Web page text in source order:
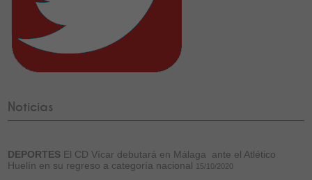
Noticias
DEPORTES El CD Vícar debutará en Málaga ante el Atlético
Huelín en su regreso a categoría nacional 15/10/2020